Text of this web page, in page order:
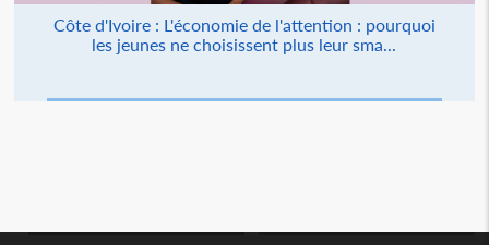
Côte d'Ivoire : L'économie de l'attention : pourquoi
les jeunes ne choisissent plus leur sma...